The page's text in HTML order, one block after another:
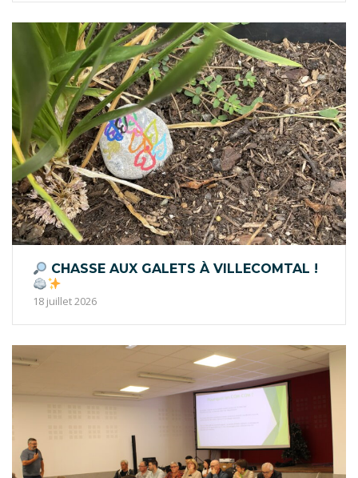
CHASSE AUX GALETS À VILLECOMTAL !
18 juillet 2026